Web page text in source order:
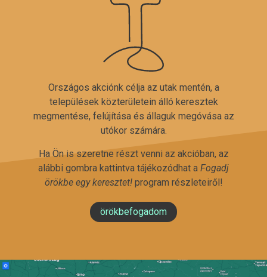
Országos akciónk célja az utak mentén, a
települések közterületein álló keresztek
megmentése, felújítása és állaguk megóvása az
utókor számára.
Ha Ön is szeretne részt venni az akcióban, az
alábbi gombra kattintva tájékozódhat a Fogadj
örökbe egy keresztet!program részleteiről!
örökbefogadom